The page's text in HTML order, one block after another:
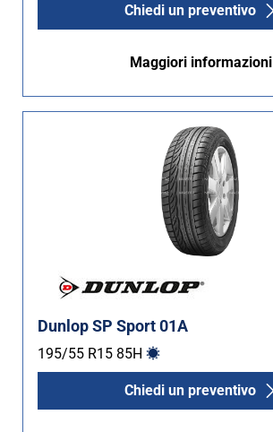
Chiedi un preventivo
Maggiori informazioni
Dunlop SP Sport 01A
195/55 R15 85H
Chiedi un preventivo